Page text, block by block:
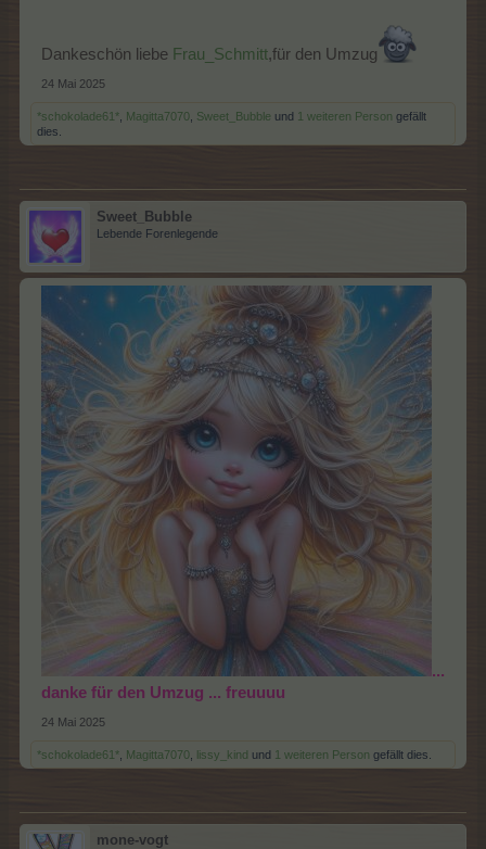
Dankeschön liebe Frau_Schmitt,für den Umzug
24 Mai 2025
*schokolade61* Magitta7070 Sweet_Bubble und 1 weiteren Person gefällt
dies.
Sweet_Bubble
Lebende Forenlegende
...
danke für den Umzug ... freuuuu
24 Mai 2025
*schokolade61* Magitta7070 lissy_kind und 1 weiteren Person gefällt dies.
mone-vogt